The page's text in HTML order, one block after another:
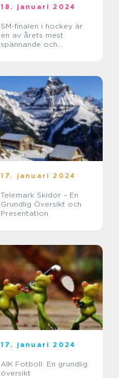
18. januari 2024
SM-finalen i hockey är
en av årets mest
spännande och
17. januari 2024
Telemark Skidor – En
Grundlig Översikt och
Presentation
17. januari 2024
AIK Fotboll: En grundlig
översikt